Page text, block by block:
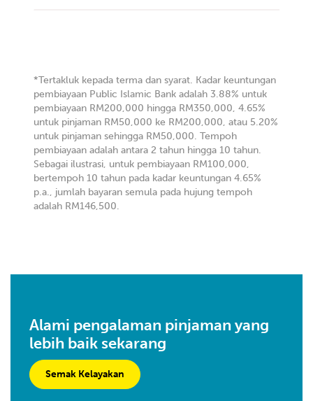
*Tertakluk kepada terma dan syarat. Kadar keuntungan
pembiayaan Public Islamic Bank adalah 3.88% untuk
pembiayaan RM200,000 hingga RM350,000, 4.65%
untuk pinjaman RM50,000 ke RM200,000, atau 5.20%
untuk pinjaman sehingga RM50,000. Tempoh
pembiayaan adalah antara 2 tahun hingga 10 tahun.
Sebagai ilustrasi, untuk pembiayaan RM100,000,
bertempoh 10 tahun pada kadar keuntungan 4.65%
p.a., jumlah bayaran semula pada hujung tempoh
adalah RM146,500.
Alami pengalaman pinjaman yang
lebih baik sekarang
Semak Kelayakan